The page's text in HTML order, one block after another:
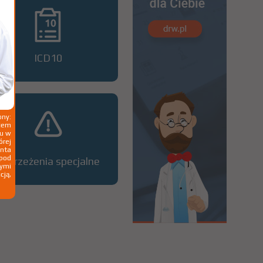
ICD10
specjalne
w